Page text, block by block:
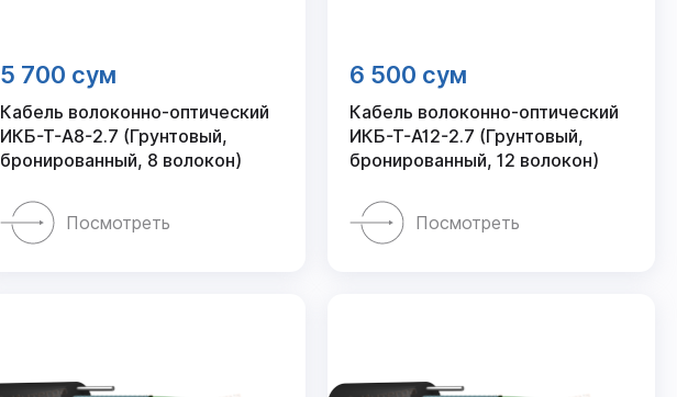
5 700 сум
Кабель волоконно-оптический
ИКБ-Т-А8-2.7 (Грунтовый,
бронированный, 8 волокон)
Посмотреть
6 500 сум
Кабель волоконно-оптический
ИКБ-Т-А12-2.7 (Грунтовый,
бронированный, 12 волокон)
Посмотреть